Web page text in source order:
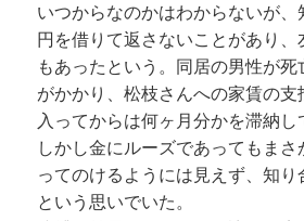
いつからなのかはわからないが、
円を借りて返さないことがあり、
もあったという。同居の男性が
がかかり、松枝さんへの家賃の支
入ってからは何ヶ月分かを滞納し
しかし金にルーズであってもま
ってのけるようには見えず、知り
という思いでいた。